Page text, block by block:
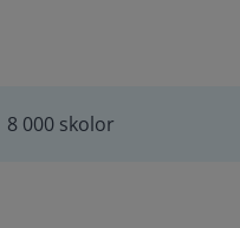
8 000 skolor